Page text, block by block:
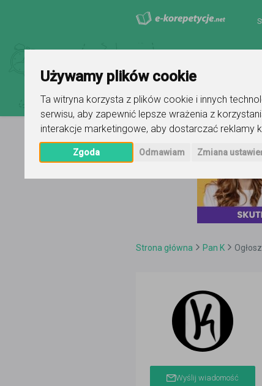
Używamy plików cookie
Ta witryna korzysta z plików cookie i innych
serwisu, aby zapewnić lepsze wrażenia z
interakcje marketingowe, aby dostarczać reklamy
Zgoda Odmawiam Zmiana
Strona główna Pan K
Wyślij wiadomość